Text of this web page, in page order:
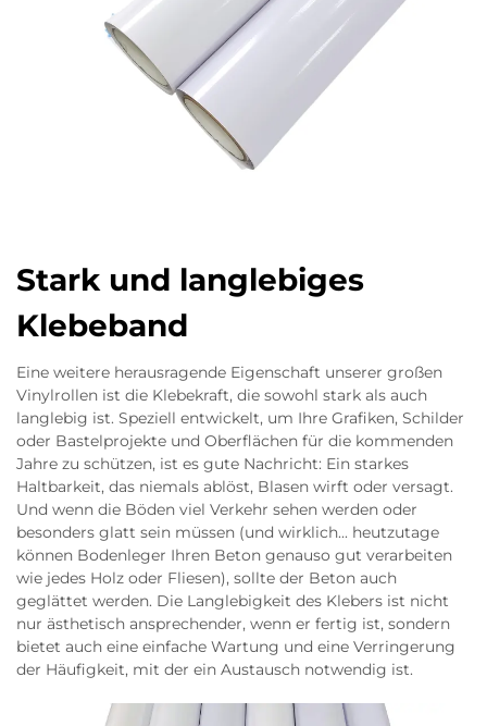
Stark und langlebiges
Klebeband
Eine weitere herausragende Eigenschaft unserer großen
Vinylrollen ist die Klebekraft, die sowohl stark als auch
langlebig ist. Speziell entwickelt, um Ihre Grafiken, Schilder
oder Bastelprojekte und Oberflächen für die kommenden
Jahre zu schützen, ist es gute Nachricht: Ein starkes
Haltbarkeit, das niemals ablöst, Blasen wirft oder versagt.
Und wenn die Böden viel Verkehr sehen werden oder
besonders glatt sein müssen (und wirklich... heutzutage
können Bodenleger Ihren Beton genauso gut verarbeiten
wie jedes Holz oder Fliesen), sollte der Beton auch
geglättet werden. Die Langlebigkeit des Klebers ist nicht
nur ästhetisch ansprechender, wenn er fertig ist, sondern
bietet auch eine einfache Wartung und eine Verringerung
der Häufigkeit, mit der ein Austausch notwendig ist.